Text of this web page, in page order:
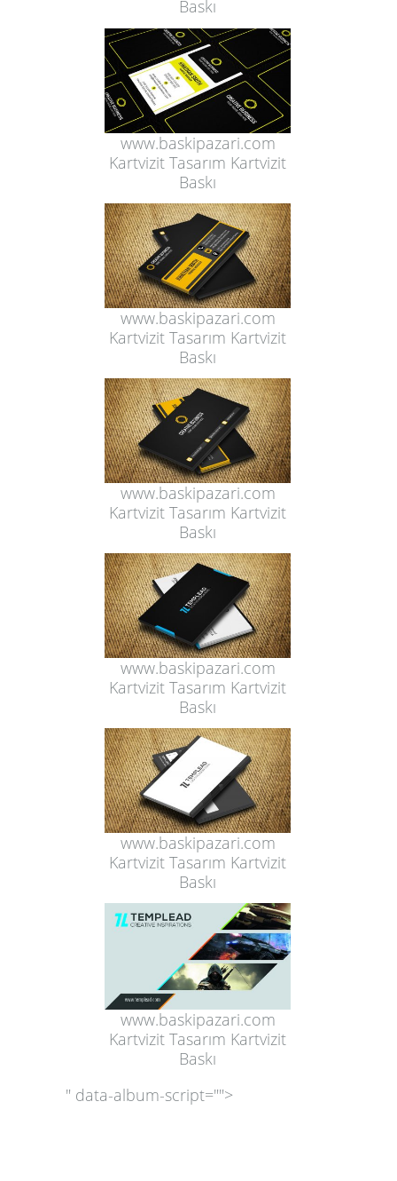
Baskı
www.baskipazari.com
Kartvizit Tasarım Kartvizit
Baskı
www.baskipazari.com
Kartvizit Tasarım Kartvizit
Baskı
www.baskipazari.com
Kartvizit Tasarım Kartvizit
Baskı
www.baskipazari.com
Kartvizit Tasarım Kartvizit
Baskı
www.baskipazari.com
Kartvizit Tasarım Kartvizit
Baskı
www.baskipazari.com
Kartvizit Tasarım Kartvizit
Baskı
" data-album-script="">